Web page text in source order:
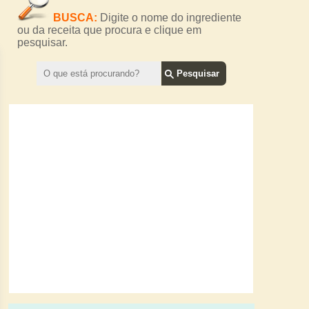
BUSCA: Digite o nome do ingrediente
ou da receita que procura e clique em
pesquisar.